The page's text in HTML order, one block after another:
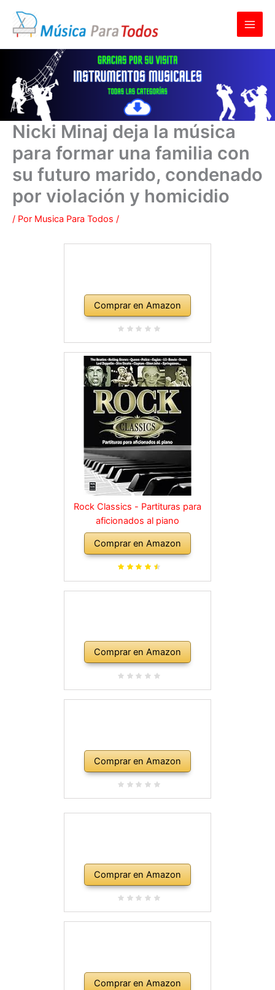
contenido
Nicki Minaj deja la música
para formar una familia con
su futuro marido, condenado
por violación y homicidio
/ Por Musica Para Todos /
Comprar en Amazon
Rock Classics - Partituras para
aficionados al piano
Comprar en Amazon
Comprar en Amazon
Comprar en Amazon
Comprar en Amazon
Comprar en Amazon